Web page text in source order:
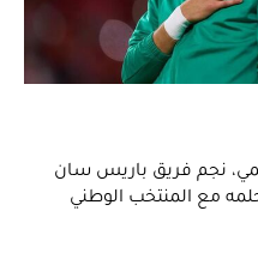
نجم فريق باريس سان
مع المنتخب الوطني